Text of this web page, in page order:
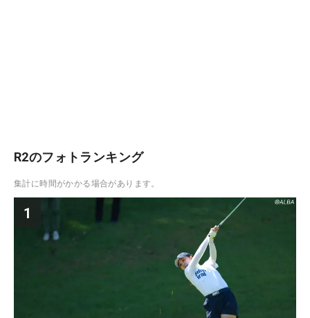
R2のフォトランキング
集計に時間がかかる場合があります。
1